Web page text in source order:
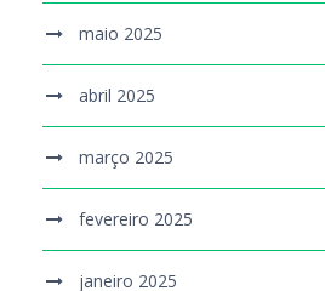
maio 2025
abril 2025
março 2025
fevereiro 2025
janeiro 2025